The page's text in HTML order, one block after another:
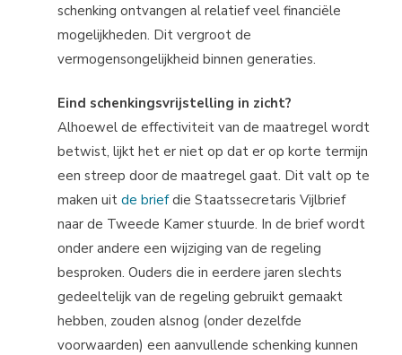
schenking ontvangen al relatief veel financiële
mogelijkheden. Dit vergroot de
vermogensongelijkheid binnen generaties.
Eind schenkingsvrijstelling in zicht?
Alhoewel de effectiviteit van de maatregel wordt
betwist, lijkt het er niet op dat er op korte termijn
een streep door de maatregel gaat. Dit valt op te
maken uit de briefdie Staatssecretaris Vijlbrief
naar de Tweede Kamer stuurde. In de brief wordt
onder andere een wijziging van de regeling
besproken. Ouders die in eerdere jaren slechts
gedeeltelijk van de regeling gebruikt gemaakt
hebben, zouden alsnog (onder dezelfde
voorwaarden) een aanvullende schenking kunnen